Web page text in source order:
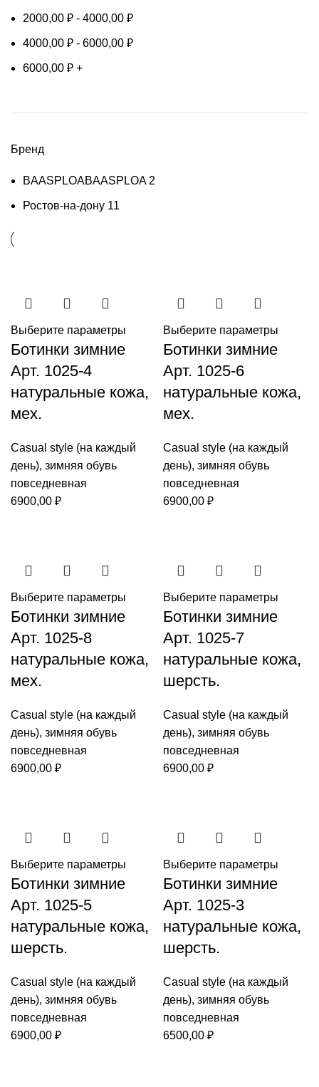
2000,00 ₽ - 4000,00 ₽
4000,00 ₽ - 6000,00 ₽
6000,00 ₽ +
Бренд
BAASPLOABAASPLOA 2
Ростов-на-дону 11
Выберите параметры
Ботинки зимние
Арт. 1025-4
натуральные кожа,
мех.
Casual style (на каждый
день), зимняя обувь
повседневная
6900,00 ₽
Выберите параметры
Ботинки зимние
Арт. 1025-6
натуральные кожа,
мех.
Casual style (на каждый
день), зимняя обувь
повседневная
6900,00 ₽
Выберите параметры
Ботинки зимние
Арт. 1025-8
натуральные кожа,
мех.
Casual style (на каждый
день), зимняя обувь
повседневная
6900,00 ₽
Выберите параметры
Ботинки зимние
Арт. 1025-7
натуральные кожа,
шерсть.
Casual style (на каждый
день), зимняя обувь
повседневная
6900,00 ₽
Выберите параметры
Ботинки зимние
Арт. 1025-5
натуральные кожа,
шерсть.
Casual style (на каждый
день), зимняя обувь
повседневная
6900,00 ₽
Выберите параметры
Ботинки зимние
Арт. 1025-3
натуральные кожа,
шерсть.
Casual style (на каждый
день), зимняя обувь
повседневная
6500,00 ₽